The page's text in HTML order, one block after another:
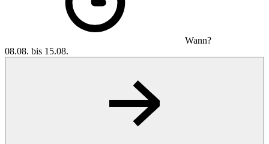
Wann?
08.08. bis 15.08.